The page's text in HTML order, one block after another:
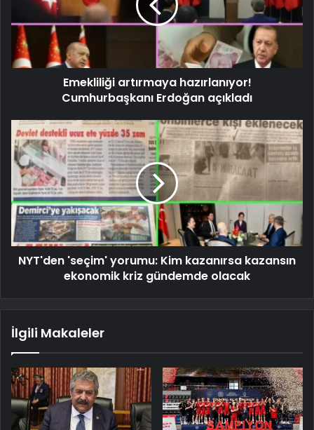
Emekliliği artırmaya hazırlanıyor!
Cumhurbaşkanı Erdoğan açıkladı
NYT'den 'seçim' yorumu: Kim kazanırsa kazansın
ekonomik kriz gündemde olacak
İlgili Makaleler